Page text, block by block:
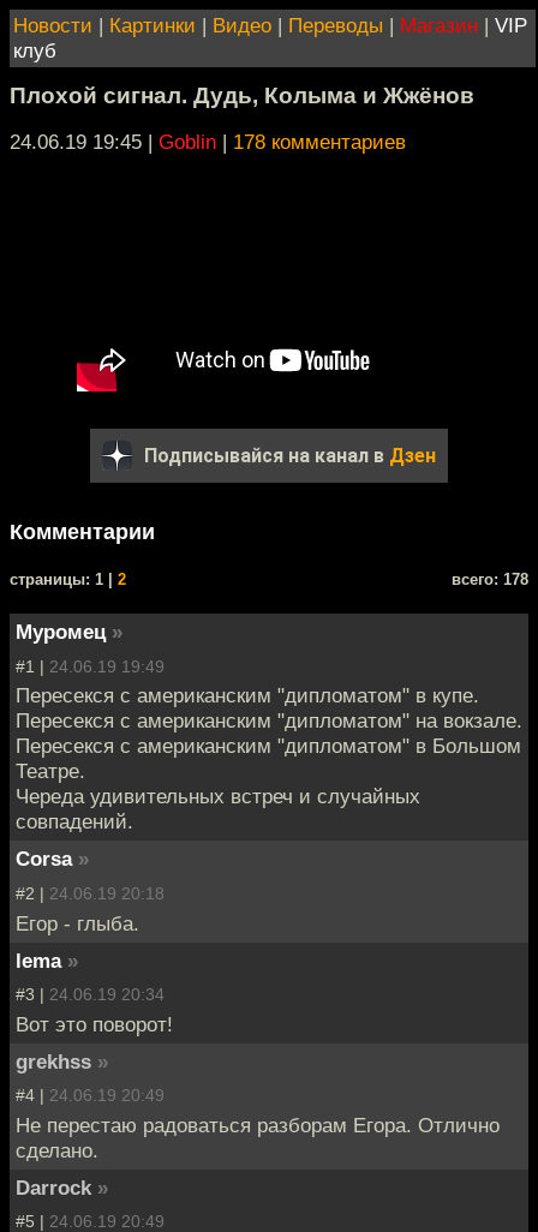
Новости | Картинки | Видео | Переводы | Магазин | VIP
клуб
Плохой сигнал. Дудь, Колыма и Жжёнов
24.06.19 19:45 | Goblin | 178 комментариев
Подписывайся на канал в Дзен
Комментарии
cтраницы: 1 | 2 всего: 178
Муромец »
#1 | 24.06.19 19:49
Пересекся с американским "дипломатом" в купе.
Пересекся с американским "дипломатом" на вокзале.
Пересекся с американским "дипломатом" в Большом
Театре.
Череда удивительных встреч и случайных
совпадений.
Corsa »
#2 | 24.06.19 20:18
Егор - глыба.
lema »
#3 | 24.06.19 20:34
Вот это поворот!
grekhss »
#4 | 24.06.19 20:49
Не перестаю радоваться разборам Егора. Отлично
сделано.
Darrock »
#5 | 24.06.19 20:49